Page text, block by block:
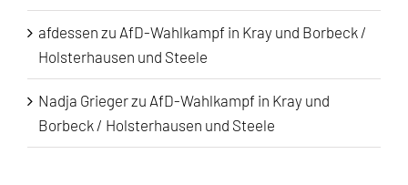
afdessen zu AfD-Wahlkampf in Kray und Borbeck /
Holsterhausen und Steele
Nadja Griegerzu AfD-Wahlkampf in Kray und
Borbeck / Holsterhausen und Steele